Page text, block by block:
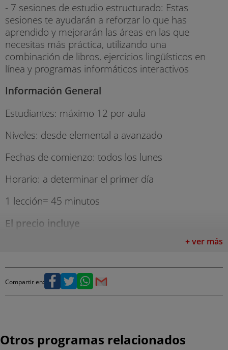
- 7 sesiones de estudio estructurado: Estas
sesiones te ayudarán a reforzar lo que has
aprendido y mejorarán las áreas en las que
necesitas más práctica, utilizando una
combinación de libros, ejercicios lingüísticos en
línea y programas informáticos interactivos
Información General
Estudiantes: máximo 12 por aula
Niveles: desde elemental a avanzado
Fechas de comienzo: todos los lunes
Horario: a determinar el primer día
1 lección= 45 minutos
El precio incluye
. Curso de 20 lecciones de inglés general, 8 clases
estudio
. Materiales
. Búsqueda de alojamiento (cuando proceda)
+ ver más
Compartir en:
Otros programas relacionados